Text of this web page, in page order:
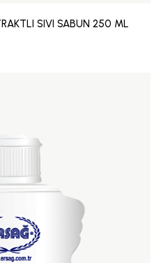
SIVI SABUN 250 ML